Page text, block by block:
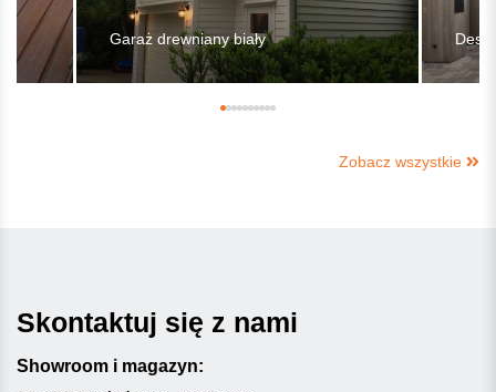
Garaż drewniany biały
Zobacz wszystkie
Skontaktuj się z nami
Showroom i magazyn: